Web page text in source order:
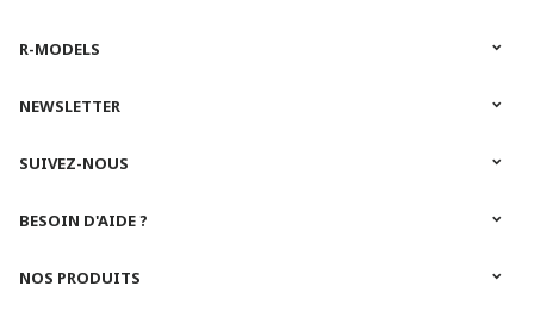
NEWSLETTER
SUIVEZ-NOUS
R-MODELS
BESOIN D'AIDE ?
NOS PRODUITS